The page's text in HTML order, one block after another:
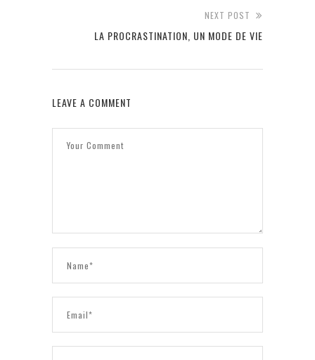
NEXT POST
LA PROCRASTINATION, UN MODE DE VIE
LEAVE A COMMENT